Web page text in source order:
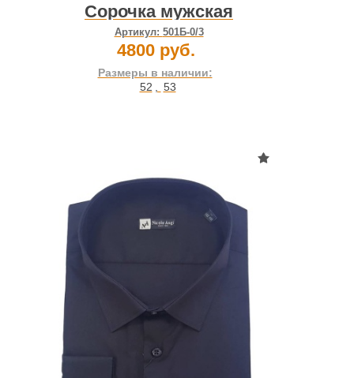
Сорочка мужская
Артикул: 501Б-0/3
4800 руб.
Размеры в наличии:
52
53